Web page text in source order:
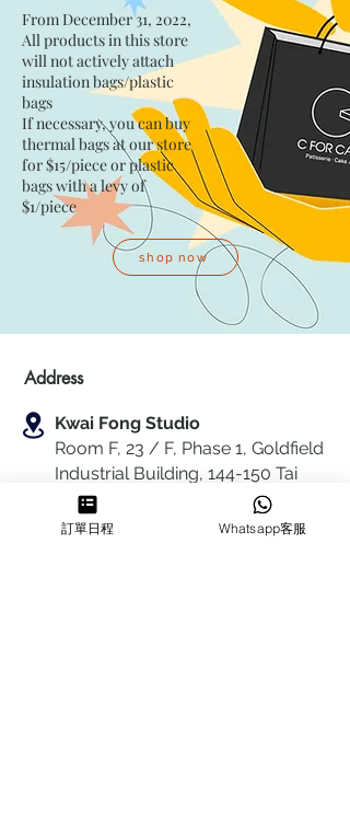
From December 31, 2022,
All products in this store
will not actively attach
insulation bags/plastic
bags​
If necessary, you can buy
thermal bags at our store
for $15/piece​ or plastic
bags with a levy of
$1/piece
shop now
Address
Kwai Fong Studio
Room F, 23 / F, Phase 1, Goldfield
Industrial Building, 144-150 Tai
Lin Pai Road, Kwai Chung,N.T.,
Hong Kong
訂單日程 Whatsapp客服